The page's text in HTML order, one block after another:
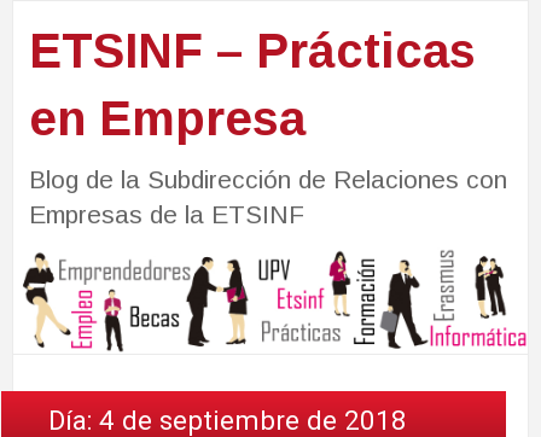
ETSINF – Prácticas
en Empresa
Blog de la Subdirección de Relaciones con
Empresas de la ETSINF
Día:4 de septiembre de 2018